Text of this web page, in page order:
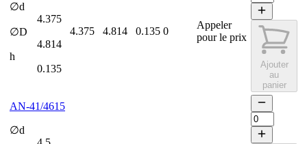
∅d
4.375
∅D
4.814
h
0.135
4.375 4.814 0.135 0
Appeler
pour le prix
Ajouter
au
panier
AN-41/4615
∅d